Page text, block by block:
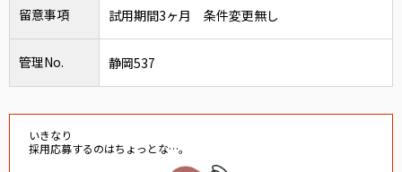
留意事項 試用期間3ヶ月 条件変更無し
管理No. 静岡537
いきなり
採用応募するのはちょっとな…。